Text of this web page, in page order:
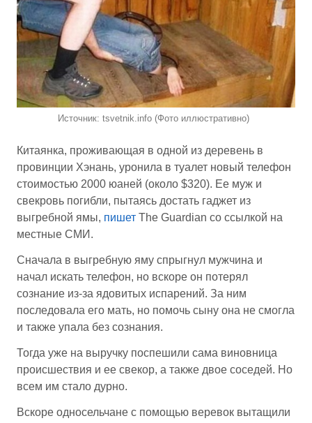
Источник: tsvetnik.info (Фото иллюстративно)
Китаянка, проживающая в одной из деревень в
провинции Хэнань, уронила в туалет новый телефон
стоимостью 2000 юаней (около $320). Ее муж и
свекровь погибли, пытаясь достать гаджет из
выгребной ямы, пишет The Guardian со ссылкой на
местные СМИ.
Сначала в выгребную яму спрыгнул мужчина и
начал искать телефон, но вскоре он потерял
сознание из-за ядовитых испарений. За ним
последовала его мать, но помочь сыну она не смогла
и также упала без сознания.
Тогда уже на выручку поспешили сама виновница
происшествия и ее свекор, а также двое соседей. Но
всем им стало дурно.
Вскоре односельчане с помощью веревок вытащили